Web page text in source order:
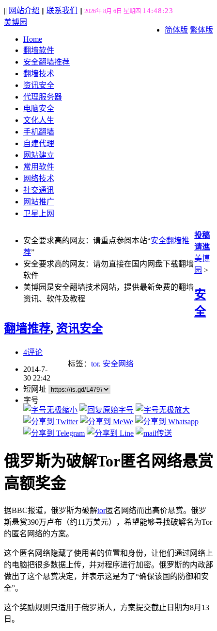
|| 网站介绍 || 联系我们 || 2026年 8月 6日 星期四 14:48:24
简体版 繁体版
美博园
Home
翻墙软件
安全翻墙推荐
翻墙技术
资讯安全
代理服务器
电脑安全
文化人生
手机翻墙
自建代理
网站建立
常用软件
网络技术
社交通讯
网站推广
卫星上网
安全要求高的网友：请重点参阅本站“安全翻墙推
荐”
安全要求高的网友：请勿直接在国内网盘下载翻墙
软件
美博园是安全翻墙技术网站，提供最新免费的翻墙
资讯、软件及教程
投稿
请進
美博
园 >
安
全
翻墙推荐, 资讯安全
4评论
标签： tor, 安全网络
2014-7-
30 22:42
短网址
字号
俄罗斯为破解Tor匿名网络悬赏
高额奖金
据BBC报道，俄罗斯为破解tor匿名网络而出高价悬赏。俄罗
斯悬赏390万卢布（约11万美元），希望能够寻找破解名为Tor
的匿名网络的方案。
这个匿名网络隐藏了使用者的位置和身份，让他们通过网络上
的电脑把很多数据上传，并对程序进行加密。俄罗斯的内政部
做出了这个悬赏决定，并表示这是为了“确保该国的防御和安
全”。
这个奖励规则只适用于俄罗斯人，方案提交截止日期为8月13
日。